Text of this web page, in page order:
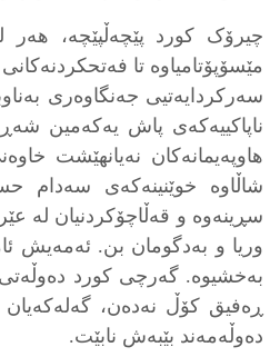
چیرۆک کورد پێچەڵپێچە، هەر
مێسۆپۆتامیاوە تا
سەرکردایەتیی جەنگاوەری
ناپاکییەکەی پاش یەکەمین
هاوپەیمانەکان نەیانهێشت
سڕینەوە و قەڵاچۆکردنیان لە
وریا و بەدگومان بن. ئەمەیش
بەخشیوە. گەرچی کورد
ڕەفیق کۆڵ نەدەن،
دەوڵەمەند بێبەش نابێت.